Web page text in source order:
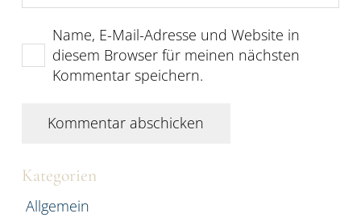
Name, E-Mail-Adresse und Website in
diesem Browser für meinen nächsten
Kommentar speichern.
Kommentar abschicken
Kategorien
Allgemein